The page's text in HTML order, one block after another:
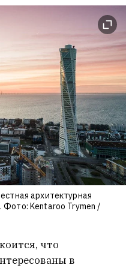
архитектурная
Фото: Kentaroo Trymen /
что
в